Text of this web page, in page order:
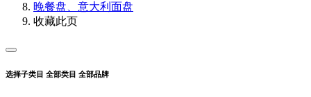
晚餐盘、意大利面盘
收藏此页
选择子类目 全部类目 全部品牌